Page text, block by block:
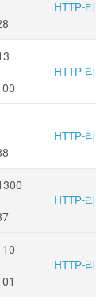
HTTP-
HTTP-
HTTP-
HTTP-
10
HTTP-